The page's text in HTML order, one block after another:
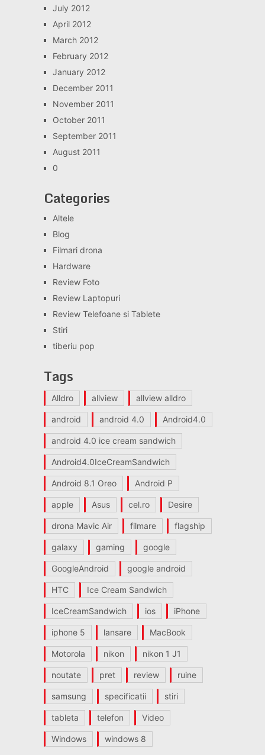
July 2012
April 2012
March 2012
February 2012
January 2012
December 2011
November 2011
October 2011
September 2011
August 2011
0
Categories
Altele
Blog
Filmari drona
Hardware
Review Foto
Review Laptopuri
Review Telefoane si Tablete
Stiri
tiberiu pop
Tags
Alldro allview allview alldro
android android 4.0 Android4.0
android 4.0 ice cream sandwich
Android4.0IceCreamSandwich
Android 8.1 Oreo Android P
apple Asus cel.ro Desire
drona Mavic Air filmare flagship
galaxy gaming google
GoogleAndroid google android
HTC Ice Cream Sandwich
IceCreamSandwich ios iPhone
iphone 5 lansare MacBook
Motorola nikon nikon 1 J1
noutate pret review ruine
samsung specificatii stiri
tableta telefon Video
Windows windows 8